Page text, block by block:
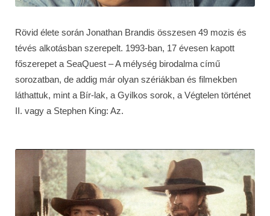
Rövid élete során Jonathan Brandis összesen 49 mozis és
tévés alkotásban szerepelt. 1993-ban, 17 évesen kapott
főszerepet a SeaQuest – A mélység birodalma című
sorozatban, de addig már olyan szériákban és filmekben
láthattuk, mint a Bír-lak, a Gyilkos sorok, a Végtelen történet
II. vagy a Stephen King: Az.